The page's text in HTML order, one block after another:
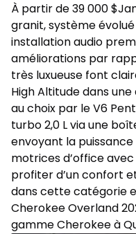
À partir de 39 000
granit, système
installation audio
améliorations par
très luxueuse font
High Altitude dans
au choix par le V6
turbo 2,0 L via une
envoyant la
motrices d’office
profiter d’un confort
dans cette catégorie
Cherokee Overland
gamme Cherokee à